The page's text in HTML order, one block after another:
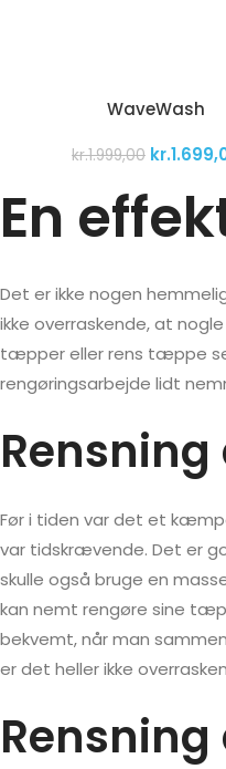
WaveWash
kr.1.999,00 kr.
En
Det er ikke nogen
ikke overraskende, at
tæpper eller rens tæppe
rengøringsarbejde lidt
Før i tiden var det et
var tidskrævende. Det er
skulle også bruge en
kan nemt rengøre sine
bekvemt, når man
er det heller ikke